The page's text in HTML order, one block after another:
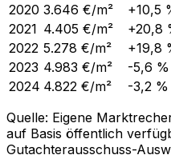
2020 3.646 €/m² +10,5
2021 4.405 €/m² +20,8
2022 5.278 €/m² +19,8
2023 4.983 €/m² -5,6 %
2024 4.822 €/m² -3,2 %
Quelle: Eigene
auf Basis öffentlich
Gutachterausschuss-